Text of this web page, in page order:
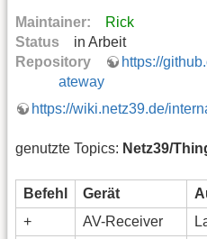
Maintainer:
Rick
Status
in Arbeit
Repository
https://
ateway
https://wiki.netz39.de/
genutzte Topics: Netz39/
Befehl Gerät
+
AV-Receiver